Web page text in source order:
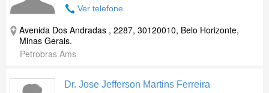
Ver telefone
Avenida Dos Andradas , 2287, 30120010, Belo Horizonte,
Minas Gerais.
Petrobras Ams
Dr. Jose Jefferson Martins Ferreira